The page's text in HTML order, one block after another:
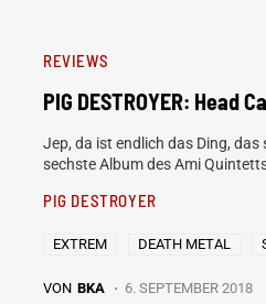
REVIEWS
PIG DESTROYER: Head
Jep, da ist endlich das Ding,
sechste Album des Ami
PIG DESTROYER
EXTREM DEATH METAL
VON BKA 6. SEPTEMBER 2018